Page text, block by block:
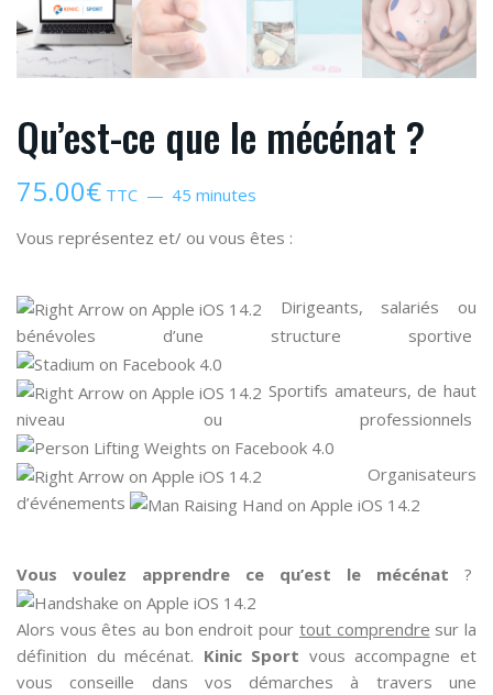
Qu’est-ce que le mécénat ?
75.00€ TTC
45 minutes
Vous représentez et/ ou vous êtes :
Dirigeants, salariés ou
bénévoles d’une structure sportive
Sportifs amateurs, de haut
niveau ou professionnels
Organisateurs
d’événements
Vous voulez apprendre ce qu’est le mécénat ?
Alors vous êtes au bon endroit pour tout comprendre sur la
définition du mécénat. Kinic Sport vous accompagne et
vous conseille dans vos démarches à travers une